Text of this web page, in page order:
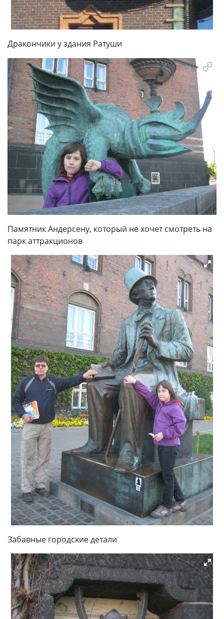
Дракончики у здания Ратуши
Памятник Андерсену, который не хочет смотреть на
парк аттракционов
Забавные городские детали